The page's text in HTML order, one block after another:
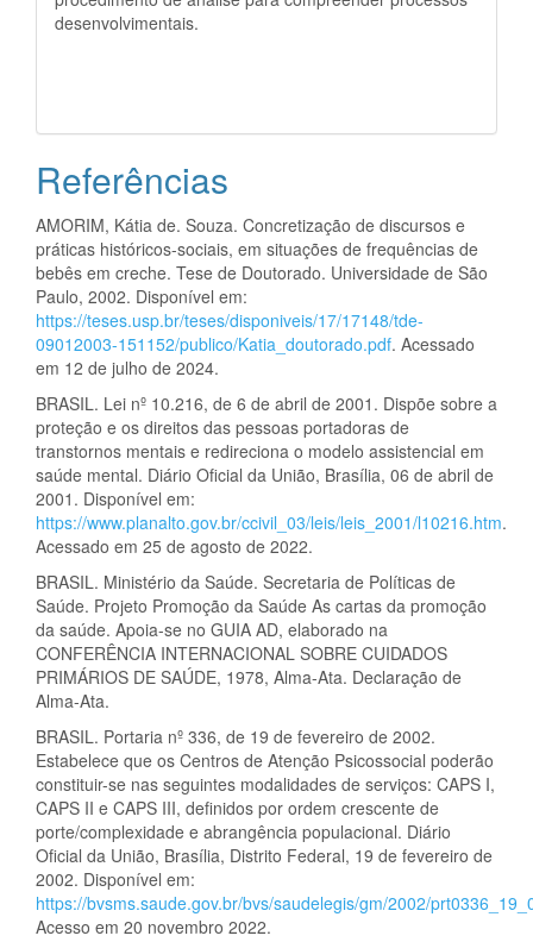
desenvolvimentais.
Referências
AMORIM, Kátia de. Souza. Concretização de discursos e
práticas históricos-sociais, em situações de frequências de
bebês em creche. Tese de Doutorado. Universidade de São
Paulo, 2002. Disponível em:
https://teses.usp.br/teses/disponiveis/17/17148/tde-
09012003-151152/publico/Katia_doutorado.pdf. Acessado
em 12 de julho de 2024.
BRASIL. Lei nº 10.216, de 6 de abril de 2001. Dispõe sobre a
proteção e os direitos das pessoas portadoras de
transtornos mentais e redireciona o modelo assistencial em
saúde mental. Diário Oficial da União, Brasília, 06 de abril de
2001. Disponível em:
https://www.planalto.gov.br/ccivil_03/leis/leis_2001/l10216.htm.
Acessado em 25 de agosto de 2022.
BRASIL. Ministério da Saúde. Secretaria de Políticas de
Saúde. Projeto Promoção da Saúde As cartas da promoção
da saúde. Apoia-se no GUIA AD, elaborado na
CONFERÊNCIA INTERNACIONAL SOBRE CUIDADOS
PRIMÁRIOS DE SAÚDE, 1978, Alma-Ata. Declaração de
Alma-Ata.
BRASIL. Portaria nº 336, de 19 de fevereiro de 2002.
Estabelece que os Centros de Atenção Psicossocial poderão
constituir-se nas seguintes modalidades de serviços: CAPS I,
CAPS II e CAPS III, definidos por ordem crescente de
porte/complexidade e abrangência populacional. Diário
Oficial da União, Brasília, Distrito Federal, 19 de fevereiro de
2002. Disponível em:
https://bvsms.saude.gov.br/bvs/saudelegis/gm/2002/
Acesso em 20 novembro 2022.